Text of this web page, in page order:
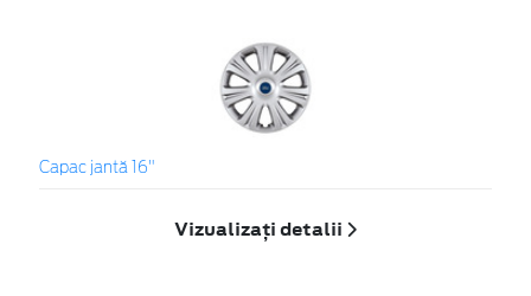
Capac jantă 16"
Vizualizați detalii